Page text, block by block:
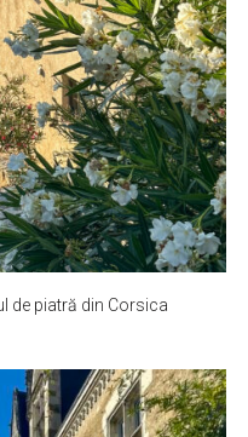
de piatră din Corsica